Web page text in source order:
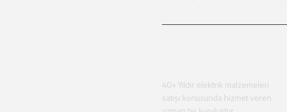
40+ Yıldır elektrik malzemeleri
satışı konusunda hizmet veren